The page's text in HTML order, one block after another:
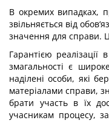
В окремих випадках,
звільняється від
значення для справи.
Гарантією
змагальності є
наділені особи, які
матеріалами справи,
брати участь в їх
учасникам процесу,